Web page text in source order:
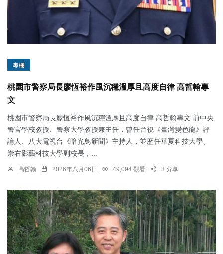
專欄
桃園市警察局長廖恆裕作風沉穩溫厚且高度自律 高哲翰專
文
桃園市警察局長廖恆裕作風沉穩溫厚且高度自律 高哲翰專文 前中央
警官學校教授、警察大學教授兼主任，曾任台視《臺灣變色龍》評
論人、八大電視台《暗光鳥新聞》主持人，並歷任華夏科技大學、
崇右影藝科技大學副校長，...
高哲翰 2026年八月06日 49,094 觀看 3 分享